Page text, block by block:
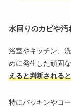
水回りのカビや汚
浴室やキッチン、
めに発生した頑固な
えると判断される
特にパッキンやコ